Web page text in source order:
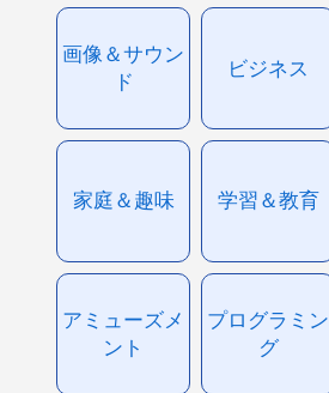
画像＆サウン
ド
ビジネス
家庭＆趣味 学習＆教育
アミューズメ
ント
プログラミン
グ